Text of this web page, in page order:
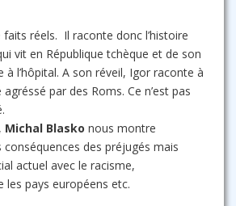
faits réels. Il raconte donc l’histoire
vit en République tchèque et de son
à l’hôpital. A son réveil, Igor raconte à
agréssé par des Roms. Ce n’est pas
Michal Blasko nous montre
conséquences des préjugés mais
actuel avec le racisme,
les pays européens etc.